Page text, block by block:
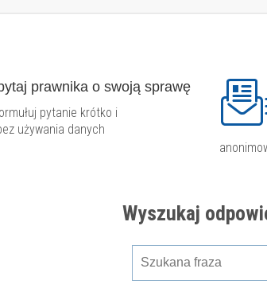
prawnika o swoją sprawę
pytanie krótko i
używania danych
Wyszukaj